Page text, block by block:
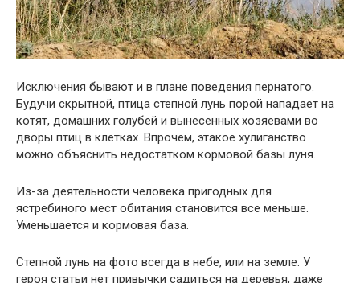
Исключения бывают и в плане поведения пернатого.
Будучи скрытной, птица степной лунь порой нападает на
котят, домашних голубей и вынесенных хозяевами во
дворы птиц в клетках. Впрочем, этакое хулиганство
можно объяснить недостатком кормовой базы луня.
Из-за деятельности человека пригодных для
ястребиного мест обитания становится все меньше.
Уменьшается и кормовая база.
Степной лунь на фото всегда в небе, или на земле. У
героя статьи нет привычки садиться на деревья, даже